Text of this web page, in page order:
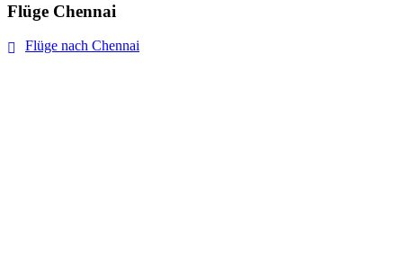
Flüge Chennai
Flüge nach Chennai